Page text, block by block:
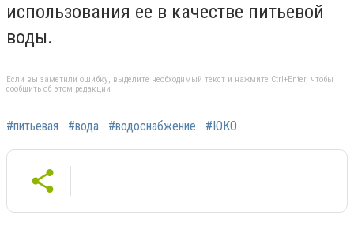
использования ее в качестве питьевой
воды.
Если вы заметили ошибку, выделите необходимый текст и нажмите Ctrl+Enter, чтобы
сообщить об этом редакции
#питьевая #вода #водоснабжение #ЮКО